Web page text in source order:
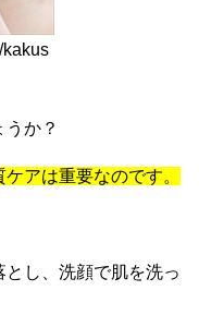
kakus
か？
アは重要なのです。
とし、洗顔で肌を洗っ